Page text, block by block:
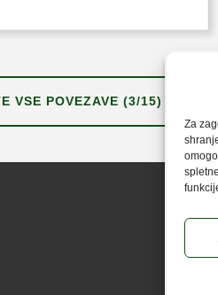
Za
VSE POVEZAVE (3/15)